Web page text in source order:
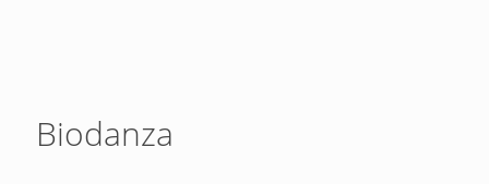
Biodanza